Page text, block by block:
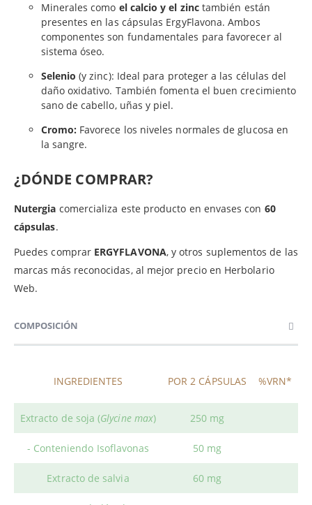
Minerales como el calcio y el zinctambién están
presentes en las cápsulas ErgyFlavona. Ambos
componentes son fundamentales para favorecer al
sistema óseo.
Selenio (y zinc): Ideal para proteger a las células del
daño oxidativo. También fomenta el buen crecimiento
sano de cabello, uñas y piel.
Cromo: Favorece los niveles normales de glucosa en
la sangre.
¿DÓNDE COMPRAR?
Nutergia comercializa este producto en envases con 60
cápsulas.
Puedes comprar ERGYFLAVONA, y otros suplementos de las
marcas más reconocidas, al mejor precio en Herbolario
Web.
COMPOSICIÓN
INGREDIENTES POR 2 CÁPSULAS %VRN*
Extracto de soja (Glycine max) 250 mg
- Conteniendo Isoflavonas 50 mg
Extracto de salvia 60 mg